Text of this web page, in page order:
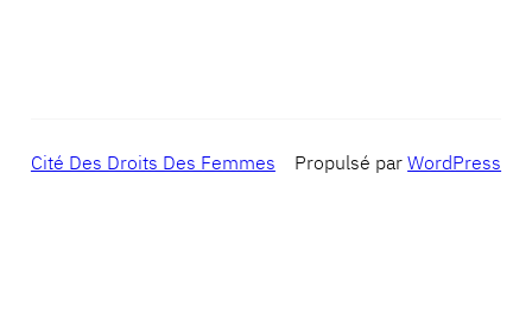
Cité Des Droits Des Femmes Propulsé parWordPress